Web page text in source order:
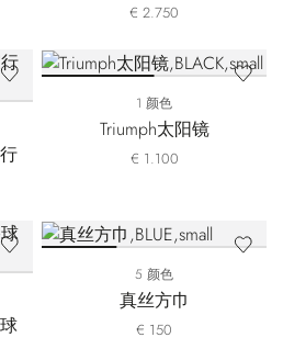
€ 2.750
1 颜色
Triumph太阳镜
€ 1.100
5 颜色
真丝方巾
€ 150